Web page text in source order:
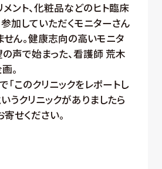
ント、化粧品などのヒト臨床
加していただくモニターさん
ん。健康志向の高いモニタ
声で始まった、看護師 荒木
。
「このクリニックをレポートし
いうクリニックがありましたら
せください。